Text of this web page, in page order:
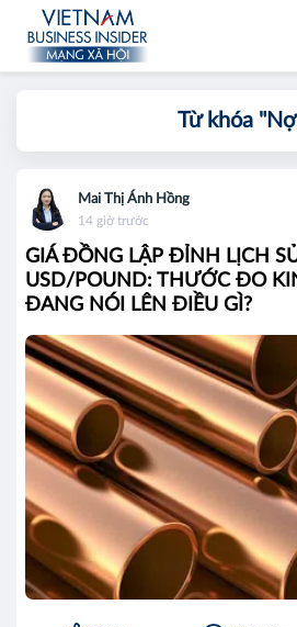
Từ khóa "Nợ
Mai Thị Ánh Hồng
14 giờ trước
GIÁ ĐỒNG LẬP ĐỈNH LỊCH
USD/POUND: THƯỚC ĐO
ĐANG NÓI LÊN ĐIỀU GÌ?